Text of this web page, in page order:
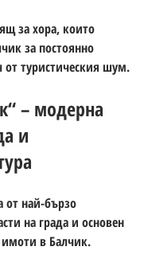
за хора, които
за постоянно
от туристическия шум.
– модерна
и
от най-бързо
на града и основен
в Балчик.